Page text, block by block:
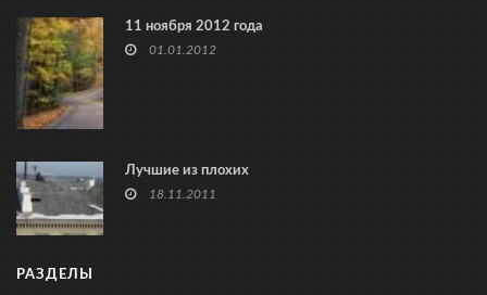
11 ноября 2012 года
01.01.2012
Лучшие из плохих
18.11.2011
РАЗДЕЛЫ